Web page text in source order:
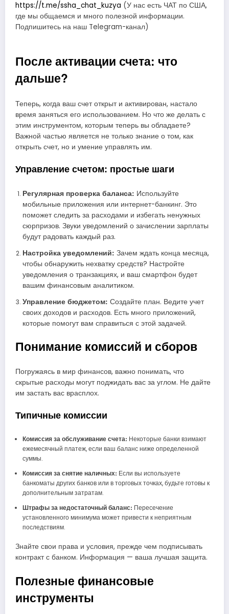
https://t.me/ssha_chat_kuzya (У нас есть ЧАТ по США,
где мы общаемся и много полезной информации.
Подпишитесь на наш Telegram-канал)
После активации счета: что
дальше?
Теперь, когда ваш счет открыт и активирован, настало
время заняться его использованием. Но что же делать с
этим инструментом, которым теперь вы обладаете?
Важной частью является не только знание о том, как
открыть счет, но и умение управлять им.
Управление счетом: простые шаги
Регулярная проверка баланса: Используйте
мобильные приложения или интернет-банкинг. Это
поможет следить за расходами и избегать ненужных
сюрпризов. Звуки уведомлений о зачислении зарплаты
будут радовать каждый раз.
Настройка уведомлений: Зачем ждать конца месяца,
чтобы обнаружить нехватку средств? Настройте
уведомления о транзакциях, и ваш смартфон будет
вашим финансовым аналитиком.
Управление бюджетом: Создайте план. Ведите учет
своих доходов и расходов. Есть много приложений,
которые помогут вам справиться с этой задачей.
Понимание комиссий и сборов
Погружаясь в мир финансов, важно понимать, что
скрытые расходы могут поджидать вас за углом. Не дайте
им застать вас врасплох.
Типичные комиссии
Комиссия за обслуживание счета: Некоторые банки взимают
ежемесячный платеж, если ваш баланс ниже определенной
суммы.
Комиссия за снятие наличных: Если вы используете
банкоматы других банков или в торговых точках, будьте готовы к
дополнительным затратам.
Штрафы за недостаточный баланс: Пересечение
установленного минимума может привести к неприятным
последствиям.
Знайте свои права и условия, прежде чем подписывать
контракт с банком. Информация — ваша лучшая защита.
Полезные финансовые
инструменты